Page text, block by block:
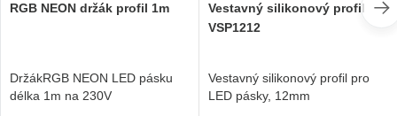
RGB NEON držák profil 1m
DržákRGB NEON LED pásku
délka 1m na 230V
Vestavný silikonový profil
VSP1212
Vestavný silikonový profil pro
LED pásky, 12mm